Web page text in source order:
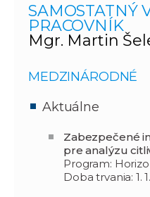
SAMOSTATNÝ
PRACOVNÍK
Mgr. Martin
MEDZINÁRODNÉ
Aktuálne
Zabezpečené
pre analýzu
Program:
Doba trvania: 1.